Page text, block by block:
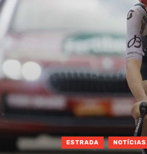
ESTRADA NOTÍCIAS